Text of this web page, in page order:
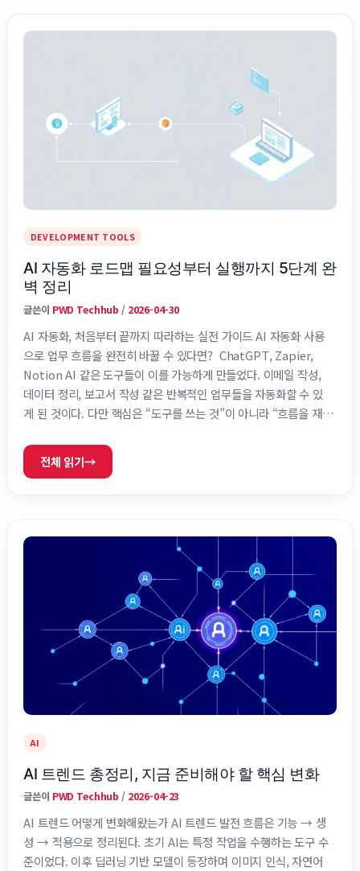
DEVELOPMENT TOOLS
AI 자동화 로드맵 필요성부터 실행까지 5단계 완
벽 정리
글쓴이 PWD Techhub / 2026-04-30
AI 자동화, 처음부터 끝까지 따라하는 실전 가이드 AI 자동화 사용
으로 업무 흐름을 완전히 바꿀 수 있다면? ChatGPT, Zapier,
Notion AI 같은 도구들이 이를 가능하게 만들었다. 이메일 작성,
데이터 정리, 보고서 작성 같은 반복적인 업무들을 자동화할 수 있
게 된 것이다. 다만 핵심은 “도구를 쓰는 것”이 아니라 “흐름을 재
떨어지는 까닭도 여기 있다. 왜 지금 AI 자동화가 필수인가 AI 자동
화는 선택이 아니라 필수로 이동하고 있다. 기업은 비용 절감과 업
전체 읽기→
AI
AI 트렌드 총정리, 지금 준비해야 할 핵심 변화
글쓴이 PWD Techhub / 2026-04-23
AI 트렌드 어떻게 변화해왔는가 AI 트렌드 발전 흐름은 기능 → 생
성 → 적용으로 정리된다. 초기 AI는 특정 작업을 수행하는 도구 수
준이었다. 이후 딥러닝 기반 모델이 등장하며 이미지 인식, 자연어